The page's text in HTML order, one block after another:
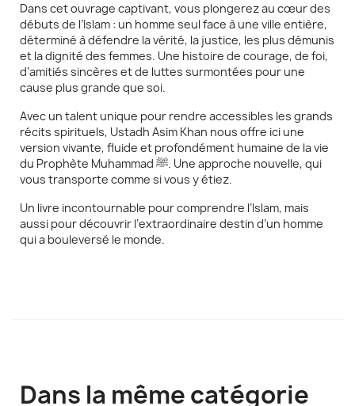
Dans cet ouvrage captivant, vous plongerez au cœur des
débuts de l’Islam : un homme seul face à une ville entière,
déterminé à défendre la vérité, la justice, les plus démunis
et la dignité des femmes. Une histoire de courage, de foi,
d’amitiés sincères et de luttes surmontées pour une
cause plus grande que soi.
Avec un talent unique pour rendre accessibles les grands
récits spirituels, Ustadh Asim Khan nous offre ici une
version vivante, fluide et profondément humaine de la vie
du Prophète Muhammad ﷺ. Une approche nouvelle, qui
vous transporte comme si vous y étiez.
Un livre incontournable pour comprendre l’Islam, mais
aussi pour découvrir l’extraordinaire destin d’un homme
qui a bouleversé le monde.
Dans la même catégorie